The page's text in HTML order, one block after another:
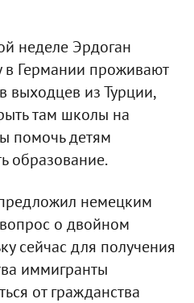
неделе Эрдоган
в Германии проживают
выходцев из Турции,
там школы на
помочь детям
образование.
немецким
о двойном
сейчас для получения
иммигранты
от гражданства